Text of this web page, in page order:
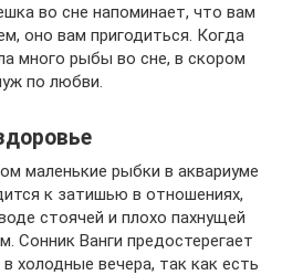
во сне напоминает, что вам
оно вам пригодиться. Когда
много рыбы во сне, в скором
по любви.
маленькие рыбки в аквариуме
к затишью в отношениях,
стоячей и плохо пахнущей
Сонник Ванги предостерегает
холодные вечера, так как есть